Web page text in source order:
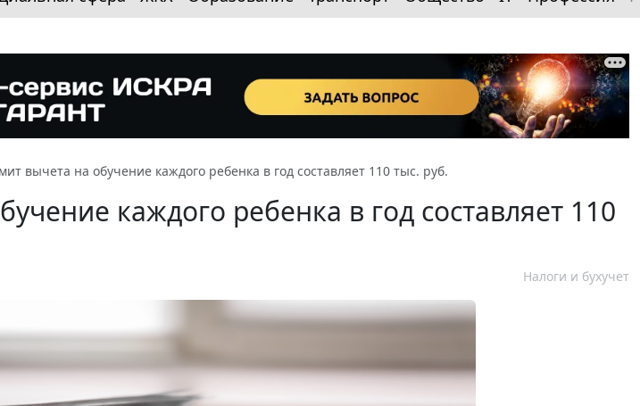
вычета на обучение каждого ребенка в год составляет 110 тыс. руб.
каждого ребенка в год составляет 110
Налоги и бухучет